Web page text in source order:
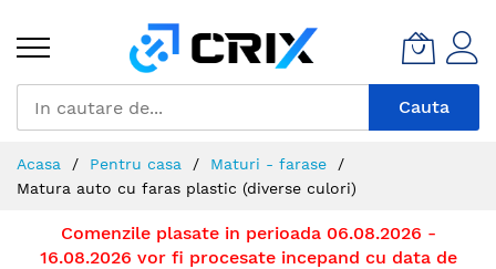
Continut
Cauta
Acasa Pentru casa
Maturi - farase
Matura auto cu faras plastic (diverse culori)
Comenzile plasate in perioada 06.08.2026 -
16.08.2026 vor fi procesate incepand cu data de